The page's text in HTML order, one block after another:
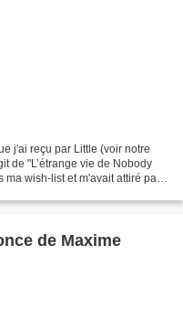
j'ai reçu par Little (voir notre
de "L’étrange vie de Nobody
ma wish-list et m'avait attiré par
de Maxime